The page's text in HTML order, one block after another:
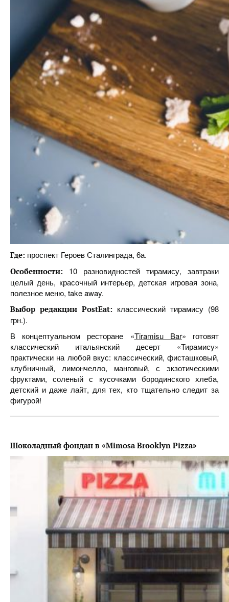
Где: проспект Героев Сталинграда, 6а.
Особенности: 10 разновидностей тирамису, завтраки
целый день, красочный интерьер, детская игровая зона,
полезное меню, take away.
Выбор редакции PostEat: классический тирамису (98
грн.).
В концептуальном ресторане «Tiramisu Bar» готовят
классический итальянский десерт «Тирамису»
практически на любой вкус: классический, фисташковый,
клубничный, лимончелло, манговый, с экзотическими
фруктами, соленый с кусочками бородинского хлеба,
детский и даже лайт, для тех, кто тщательно следит за
фигурой!
Шоколадный фондан в «Mimosa Brooklyn Pizza»